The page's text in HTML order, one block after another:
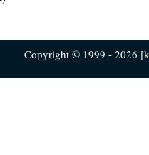
Copyright © 1999 - 2026